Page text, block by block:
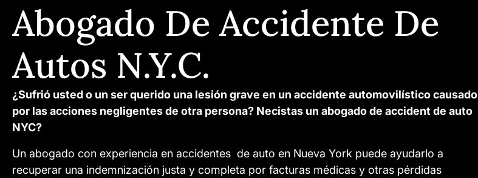
Abogado De Accidente De
Autos N.Y.C.
¿Sufrió usted o un ser querido una lesión grave en un accidente automovilístico causado
por las acciones negligentes de otra persona? Necistas un abogado de accident de auto
NYC?
Un abogado con experiencia en accidentes de auto en Nueva York puede ayudarlo a
recuperar una indemnización justa y completa por facturas médicas y otras pérdidas